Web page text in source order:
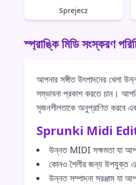
Sprejecz
স্প্রাঙ্কি মিডি সংস্করণ
আপনার সঙ্গীত উৎপাদনের খেলা
সম্ভাবনা প্রকাশ করতে চান।
সৃজনশীলতাকে অনুপ্রাণিত করবে
Sprunki Midi
উন্নত MIDI সক্ষমতা যা
কোনও শৈলীর জন্য উপযুক্ত
উন্নত সম্পাদনা সরঞ্জাম যা